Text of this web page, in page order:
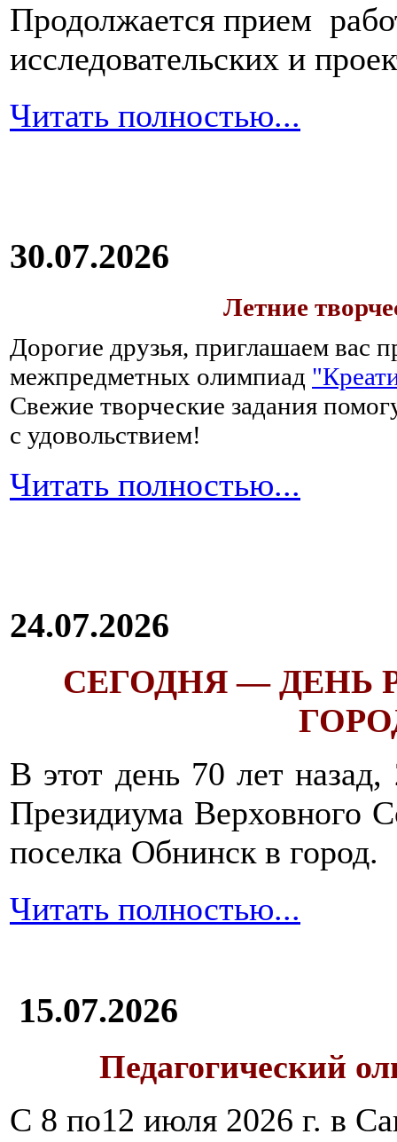
Продолжается прием
исследовательских и
Читать полностью...
30.07.2026
Летние
Дорогие друзья, приглашаем вас
межпредметных олимпиад
Свежие творческие задания
с удовольствием!
Читать полностью...
24.07.2026
СЕГОДНЯ — ДЕНЬ
В этот день 70 лет
Президиума Верховного
поселка Обнинск в город.
Читать полностью...
15.07.2026
Педагогический
С 8 по12 июля 2026 г. в